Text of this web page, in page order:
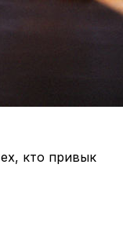
кто привык